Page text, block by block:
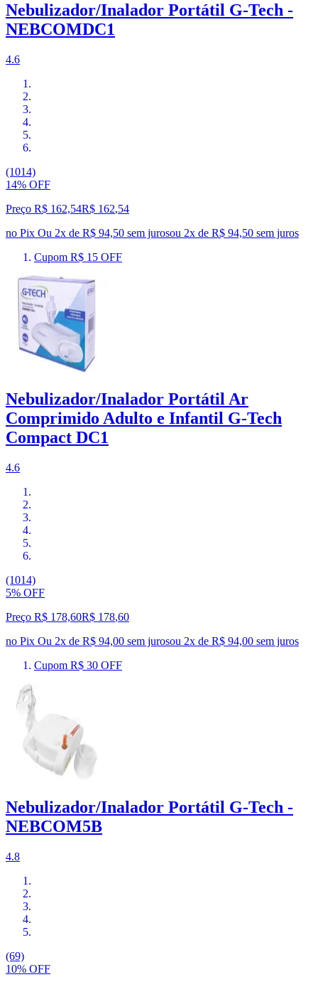
Nebulizador/Inalador Portátil G-Tech -
NEBCOMDC1
4.6
(1014)
14% OFF
Preço R$ 162,54R$ 162,54
no Pix Ou 2x de R$ 94,50 sem jurosou 2x de R$ 94,50 sem juros
Cupom R$ 15 OFF
Nebulizador/Inalador Portátil Ar
Comprimido Adulto e Infantil G-Tech
Compact DC1
4.6
(1014)
5% OFF
Preço R$ 178,60R$ 178,60
no Pix Ou 2x de R$ 94,00 sem jurosou 2x de R$ 94,00 sem juros
Cupom R$ 30 OFF
Nebulizador/Inalador Portátil G-Tech -
NEBCOM5B
4.8
(69)
10% OFF